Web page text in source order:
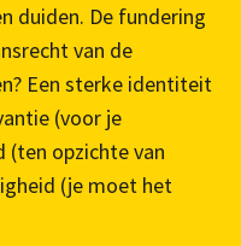
duiden. De fundering
van de
Een sterke identiteit
(voor je
(ten opzichte van
(je moet het